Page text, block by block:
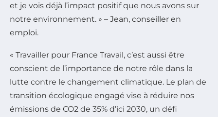
et je vois déjà l’impact positif que nous avons sur
notre environnement. » – Jean, conseiller en
emploi.
« Travailler pour France Travail, c’est aussi être
conscient de l’importance de notre rôle dans la
lutte contre le changement climatique. Le plan de
transition écologique engagé vise à réduire nos
émissions de CO2 de 35% d’ici 2030, un défi